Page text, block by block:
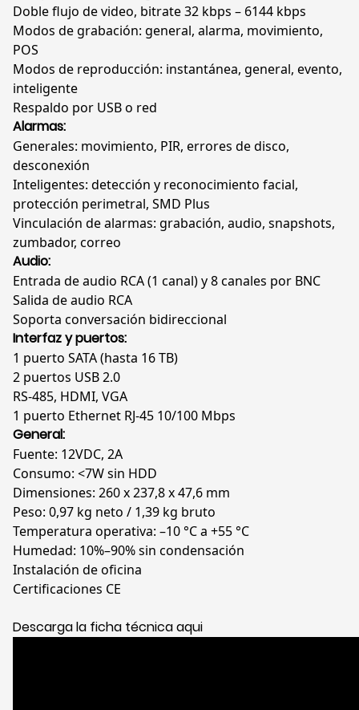
Doble flujo de video, bitrate 32 kbps – 6144 kbps
Modos de grabación: general, alarma, movimiento,
POS
Modos de reproducción: instantánea, general, evento,
inteligente
Respaldo por USB o red
Alarmas:
Generales: movimiento, PIR, errores de disco,
desconexión
Inteligentes: detección y reconocimiento facial,
protección perimetral, SMD Plus
Vinculación de alarmas: grabación, audio, snapshots,
zumbador, correo
Audio:
Entrada de audio RCA (1 canal) y 8 canales por BNC
Salida de audio RCA
Soporta conversación bidireccional
Interfaz y puertos:
1 puerto SATA (hasta 16 TB)
2 puertos USB 2.0
RS-485, HDMI, VGA
1 puerto Ethernet RJ-45 10/100 Mbps
General:
Fuente: 12VDC, 2A
Consumo: <7W sin HDD
Dimensiones: 260 x 237,8 x 47,6 mm
Peso: 0,97 kg neto / 1,39 kg bruto
Temperatura operativa: –10 °C a +55 °C
Humedad: 10%–90% sin condensación
Instalación de oficina
Certificaciones CE
Descarga la ficha técnica aqui